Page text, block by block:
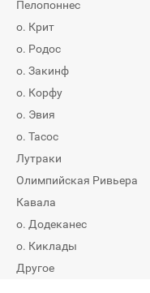
Пелопоннес
о. Крит
о. Родос
о. Закинф
о. Корфу
о. Эвия
о. Тасос
Лутраки
Олимпийская Ривьера
Кавала
о. Додеканес
о. Киклады
Другое